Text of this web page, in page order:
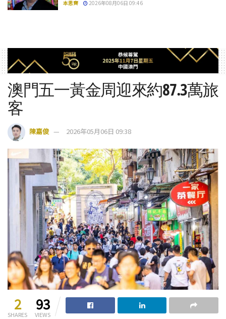
本思齊 2026年08月06日 09:46
澳門五一黃金周迎來約87.3萬旅
客
陳嘉俊 2026年05月06日 09:38
2
SHARES
93
VIEWS